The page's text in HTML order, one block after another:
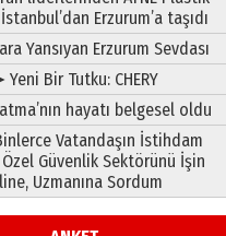
Erzurum’a taşıdı
Yansıyan Erzurum Sevdası
Yeni Bir Tutku: CHERY
hayatı belgesel oldu
Vatandaşın İstihdam
Güvenlik Sektörünü İşin
Uzmanına Sordum